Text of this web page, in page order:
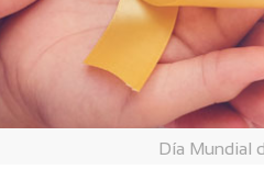
Día Mundial